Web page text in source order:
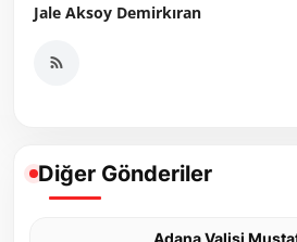
Jale Aksoy Demirkıran
Diğer Gönderiler
Adana Valisi